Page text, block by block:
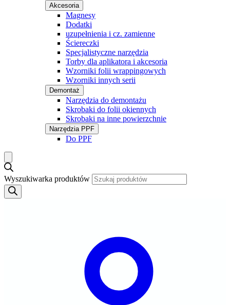
Akcesoria
Magnesy
Dodatki
uzupełnienia i cz. zamienne
Ściereczki
Specjalistyczne narzędzia
Torby dla aplikatora i akcesoria
Wzorniki folii wrappingowych
Wzorniki innych serii
Demontaż
Narzędzia do demontażu
Skrobaki do folii okiennych
Skrobaki na inne powierzchnie
Narzędzia PPF
Do PPF
Wyszukiwarka produktów